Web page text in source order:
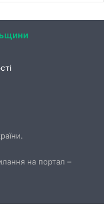
на портал –